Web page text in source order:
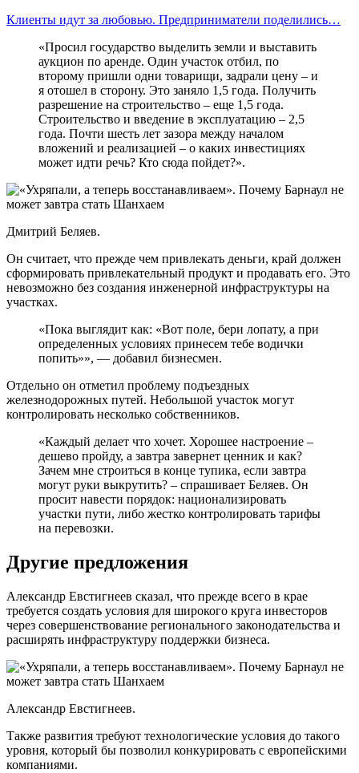
Клиенты идут за любовью. Предприниматели поделились…
«Просил государство выделить земли и выставить
аукцион по аренде. Один участок отбил, по
второму пришли одни товарищи, задрали цену – и
я отошел в сторону. Это заняло 1,5 года. Получить
разрешение на строительство – еще 1,5 года.
Строительство и введение в эксплуатацию – 2,5
года. Почти шесть лет зазора между началом
вложений и реализацией – о каких инвестициях
может идти речь? Кто сюда пойдет?».
Дмитрий Беляев.
Он считает, что прежде чем привлекать деньги, край должен
сформировать привлекательный продукт и продавать его. Это
невозможно без создания инженерной инфраструктуры на
участках.
«Пока выглядит как: «Вот поле, бери лопату, а при
определенных условиях принесем тебе водички
попить»», — добавил бизнесмен.
Отдельно он отметил проблему подъездных
железнодорожных путей. Небольшой участок могут
контролировать несколько собственников.
«Каждый делает что хочет. Хорошее настроение –
дешево пройду, а завтра завернет ценник и как?
Зачем мне строиться в конце тупика, если завтра
могут руки выкрутить? – спрашивает Беляев. Он
просит навести порядок: национализировать
участки пути, либо жестко контролировать тарифы
на перевозки.
Другие предложения
Александр Евстигнеев сказал, что прежде всего в крае
требуется создать условия для широкого круга инвесторов
через совершенствование регионального законодательства и
расширять инфраструктуру поддержки бизнеса.
Александр Евстигнеев.
Также развития требуют технологические условия до такого
уровня, который бы позволил конкурировать с европейскими
компаниями.